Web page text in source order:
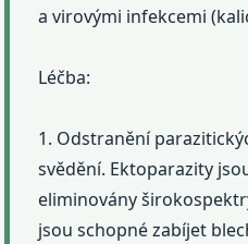
a virovými infekcemi
Léčba:
1. Odstranění
svědění. Ektoparazity
eliminovány
jsou schopné zabíjet